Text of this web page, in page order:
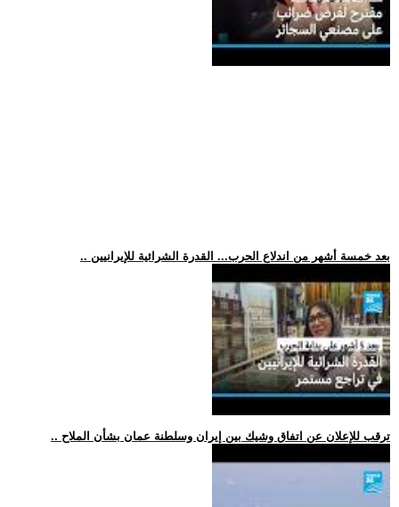
.. بعد خمسة أشهر من اندلاع الحرب... القدرة الشرائية للإيرانيين
.. ترقب للإعلان عن اتفاق وشيك بين إيران وسلطنة عمان بشأن الملاح